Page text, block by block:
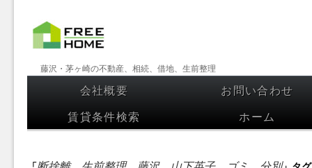
【フリー
ホーム】
藤沢・茅
ヶ崎の不
動産、相
藤沢・茅ヶ崎の不動産、相続、借地、生前整理
コンテンツへスキップ
会社概要
お問い合わせ
賃貸条件検索
ホーム